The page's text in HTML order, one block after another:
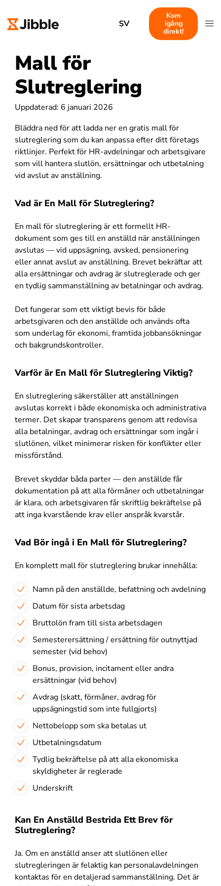
SV
Kom
igång
direkt!
Mall för
Slutreglering
Uppdaterad: 6 januari 2026
Bläddra ned för att ladda ner en gratis mall för
slutreglering som du kan anpassa efter ditt företags
riktlinjer. Perfekt för HR-avdelningar och arbetsgivare
som vill hantera slutlön, ersättningar och utbetalning
vid avslut av anställning.
Vad är En Mall för Slutreglering?
En mall för slutreglering är ett formellt HR-
dokument som ges till en anställd när anställningen
avslutas — vid uppsägning, avsked, pensionering
eller annat avslut av anställning. Brevet bekräftar att
alla ersättningar och avdrag är slutreglerade och ger
en tydlig sammanställning av betalningar och avdrag.
Det fungerar som ett viktigt bevis för både
arbetsgivaren och den anställde och används ofta
som underlag för ekonomi, framtida jobbansökningar
och bakgrundskontroller.
Varför är En Mall för Slutreglering Viktig?
En slutreglering säkerställer att anställningen
avslutas korrekt i både ekonomiska och administrativa
termer. Det skapar transparens genom att redovisa
alla betalningar, avdrag och ersättningar som ingår i
slutlönen, vilket minimerar risken för konflikter eller
missförstånd.
Brevet skyddar båda parter — den anställde får
dokumentation på att alla förmåner och utbetalningar
är klara, och arbetsgivaren får skriftlig bekräftelse på
att inga kvarstående krav eller anspråk kvarstår.
Vad Bör ingå i En Mall för Slutreglering?
En komplett mall för slutreglering brukar innehålla:
Namn på den anställde, befattning och avdelning
Datum för sista arbetsdag
Bruttolön fram till sista arbetsdagen
Semesterersättning / ersättning för outnyttjad
semester (vid behov)
Bonus, provision, incitament eller andra
ersättningar (vid behov)
Avdrag (skatt, förmåner, avdrag för
uppsägningstid som inte fullgjorts)
Nettobelopp som ska betalas ut
Utbetalningsdatum
Tydlig bekräftelse på att alla ekonomiska
skyldigheter är reglerade
Underskrift
Kan En Anställd Bestrida Ett Brev för
Slutreglering?
Ja. Om en anställd anser att slutlönen eller
slutregleringen är felaktig kan personalavdelningen
kontaktas för en detaljerad sammanställning. Det är